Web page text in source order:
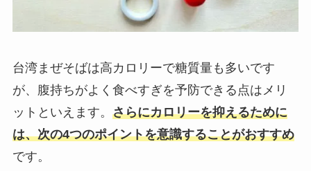
台湾まぜそばは高カロリーで糖質量も多いです
が、腹持ちがよく食べすぎを予防できる点はメリ
ットといえます。 さらにカロリーを抑えるために
は、次の4つのポイントを意識することがおすすめ
です。